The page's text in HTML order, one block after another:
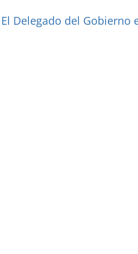
El Delegado del Gobierno